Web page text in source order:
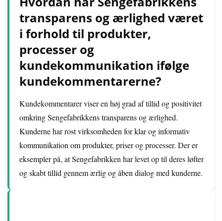
transparens og ærlighed været
i forhold til produkter,
processer og
kundekommunikation ifølge
kundekommentarerne?
Kundekommentarer viser en høj grad af tillid og positivitet
omkring Sengefabrikkens transparens og ærlighed.
Kunderne har rost virksomheden for klar og informativ
kommunikation om produkter, priser og processer. Der er
eksempler på, at Sengefabrikken har levet op til deres løfter
og skabt tillid gennem ærlig og åben dialog med kunderne.